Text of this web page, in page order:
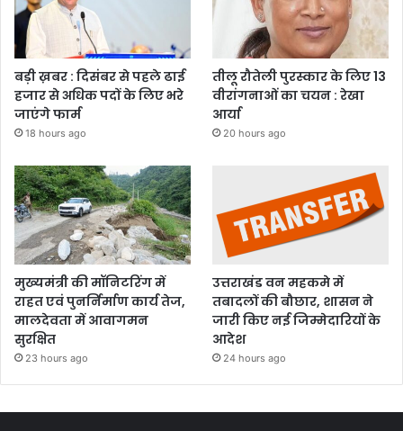
बड़ी ख़बर : दिसंबर से पहले ढाई
हजार से अधिक पदों के लिए भरे
जाएंगे फार्म
18 hours ago
तीलू रौतेली पुरस्कार के लिए 13
वीरांगनाओं का चयन : रेखा
आर्या
20 hours ago
मुख्यमंत्री की मॉनिटरिंग में
राहत एवं पुनर्निर्माण कार्य तेज,
मालदेवता में आवागमन
सुरक्षित
23 hours ago
उत्तराखंड वन महकमे में
तबादलों की बौछार, शासन ने
जारी किए नई जिम्मेदारियों के
आदेश
24 hours ago